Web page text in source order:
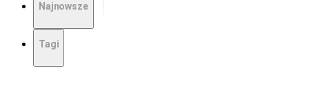
Najnowsze
Tagi